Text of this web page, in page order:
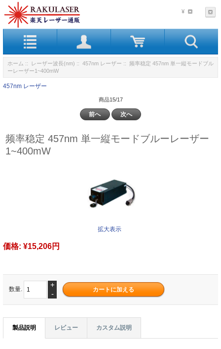
¥
ホーム :: レーザー波長(nm) :: 457nm レーザー :: 频率稳定 457nm 単一縦モードブル
ーレーザー1~400mW
457nm レーザー
商品15/17
前へ 次へ
频率稳定 457nm 単一縦モードブルーレーザー
1~400mW
拡大表示
価格: ¥15,206円
数量.
+
-
製品説明 レビュー カスタム説明